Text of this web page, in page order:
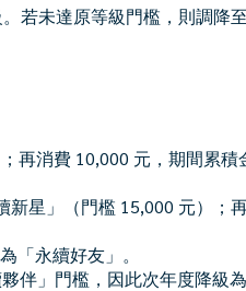
若未達原等級門檻，則調降至
再消費 10,000 元，期間累
星」（門檻 15,000 元）；
「永續好友」。
伴」門檻，因此次年度降級為